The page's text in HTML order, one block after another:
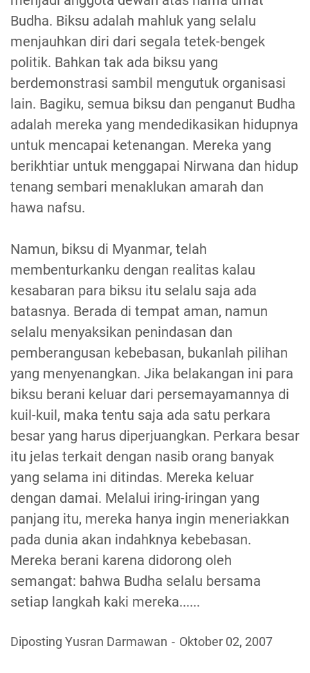
Budha. Biksu adalah mahluk yang selalu
menjauhkan diri dari segala tetek-bengek
politik. Bahkan tak ada biksu yang
berdemonstrasi sambil mengutuk organisasi
lain. Bagiku, semua biksu dan penganut Budha
adalah mereka yang mendedikasikan hidupnya
untuk mencapai ketenangan. Mereka yang
berikhtiar untuk menggapai Nirwana dan hidup
tenang sembari menaklukan amarah dan
hawa nafsu.
Namun, biksu di Myanmar, telah
membenturkanku dengan realitas kalau
kesabaran para biksu itu selalu saja ada
batasnya. Berada di tempat aman, namun
selalu menyaksikan penindasan dan
pemberangusan kebebasan, bukanlah pilihan
yang menyenangkan. Jika belakangan ini para
biksu berani keluar dari persemayamannya di
kuil-kuil, maka tentu saja ada satu perkara
besar yang harus diperjuangkan. Perkara besar
itu jelas terkait dengan nasib orang banyak
yang selama ini ditindas. Mereka keluar
dengan damai. Melalui iring-iringan yang
panjang itu, mereka hanya ingin meneriakkan
pada dunia akan indahknya kebebasan.
Mereka berani karena didorong oleh
semangat: bahwa Budha selalu bersama
setiap langkah kaki mereka......
Diposting Yusran Darmawan Oktober 02, 2007